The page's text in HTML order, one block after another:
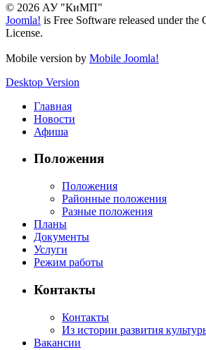
© 2026 АУ "КиМП"
Joomla! is Free Software released under
License.
Mobile version by Mobile Joomla!
Desktop Version
Главная
Новости
Афиша
Положения
Положения
Районные положения
Разные положения
Планы
Документы
Услуги
Режим работы
Контакты
Контакты
Из истории развития
Вакансии